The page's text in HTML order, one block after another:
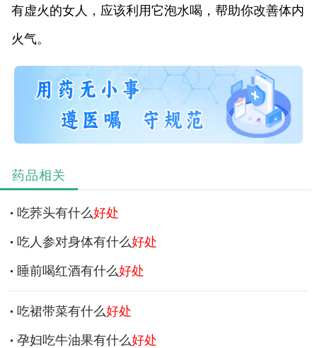
有虚火的女人，应该利用它泡水喝，帮助你改善体内
火气。
药品相关
吃荞头有什么好处
吃人参对身体有什么好处
睡前喝红酒有什么好处
吃裙带菜有什么好处
孕妇吃牛油果有什么好处